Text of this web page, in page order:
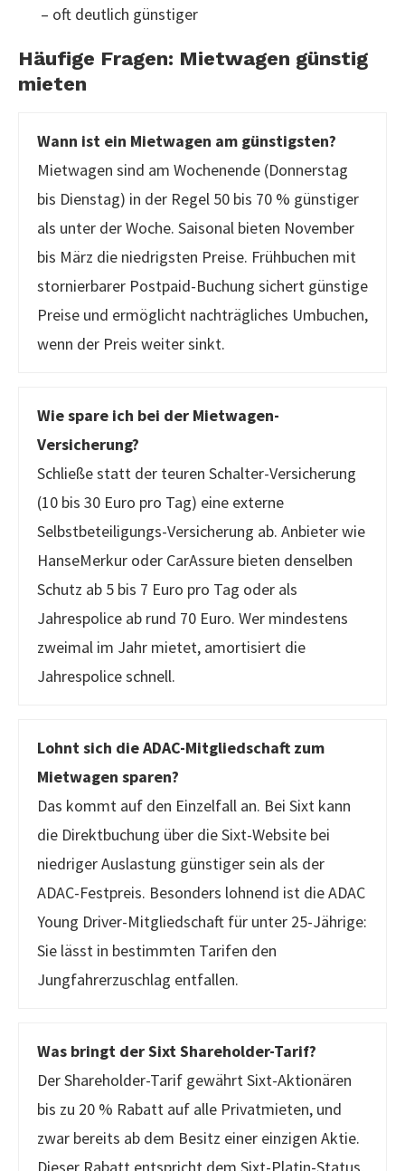
– oft deutlich günstiger
Häufige Fragen: Mietwagen günstig
mieten
Wann ist ein Mietwagen am günstigsten?
Mietwagen sind am Wochenende (Donnerstag
bis Dienstag) in der Regel 50 bis 70 % günstiger
als unter der Woche. Saisonal bieten November
bis März die niedrigsten Preise. Frühbuchen mit
stornierbarer Postpaid-Buchung sichert günstige
Preise und ermöglicht nachträgliches Umbuchen,
wenn der Preis weiter sinkt.
Wie spare ich bei der Mietwagen-
Versicherung?
Schließe statt der teuren Schalter-Versicherung
(10 bis 30 Euro pro Tag) eine externe
Selbstbeteiligungs-Versicherung ab. Anbieter wie
HanseMerkur oder CarAssure bieten denselben
Schutz ab 5 bis 7 Euro pro Tag oder als
Jahrespolice ab rund 70 Euro. Wer mindestens
zweimal im Jahr mietet, amortisiert die
Jahrespolice schnell.
Lohnt sich die ADAC-Mitgliedschaft zum
Mietwagen sparen?
Das kommt auf den Einzelfall an. Bei Sixt kann
die Direktbuchung über die Sixt-Website bei
niedriger Auslastung günstiger sein als der
ADAC-Festpreis. Besonders lohnend ist die ADAC
Young Driver-Mitgliedschaft für unter 25-Jährige:
Sie lässt in bestimmten Tarifen den
Jungfahrerzuschlag entfallen.
Was bringt der Sixt Shareholder-Tarif?
Der Shareholder-Tarif gewährt Sixt-Aktionären
bis zu 20 % Rabatt auf alle Privatmieten, und
zwar bereits ab dem Besitz einer einzigen Aktie.